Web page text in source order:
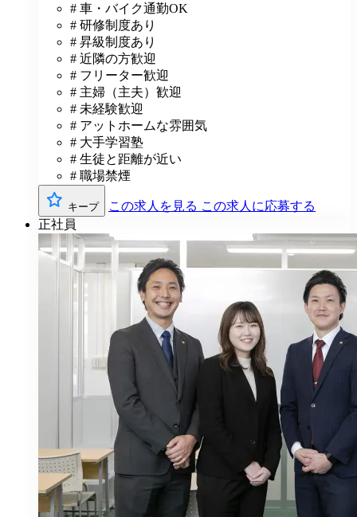
# 車・バイク通勤OK
# 研修制度あり
# 昇級制度あり
# 近隣の方歓迎
# フリーター歓迎
# 主婦（主夫）歓迎
# 未経験歓迎
# アットホームな雰囲気
# 大手学習塾
# 生徒と距離が近い
# 職場禁煙
キープ この求人を見る この求人に応募する
正社員